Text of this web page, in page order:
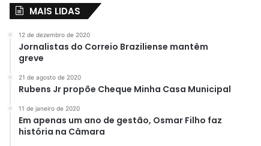
MAIS LIDAS
12 de dezembro de 2020
Jornalistas do Correio Braziliense mantêm
greve
21 de agosto de 2020
Rubens Jr propõe Cheque Minha Casa Municipal
11 de janeiro de 2020
Em apenas um ano de gestão, Osmar Filho faz
história na Câmara